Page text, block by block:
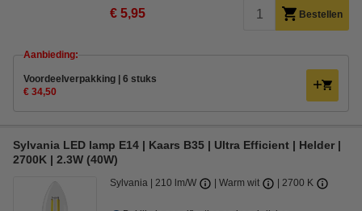
€ 5,95 Bestellen
Aanbieding:
Voordeelverpakking | 6 stuks
€ 34,50
Sylvania LED lamp E14 | Kaars B35 | Ultra Efficient | Helder |
2700K | 2.3W (40W)
Sylvania 210 lm/W Warm wit 2700 K